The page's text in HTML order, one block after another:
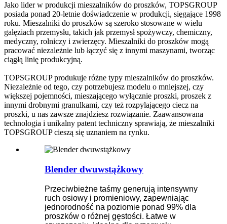
Jako lider w produkcji mieszalników do proszków, TOPSGROUP
posiada ponad 20-letnie doświadczenie w produkcji, sięgające 1998
roku. Mieszalniki do proszków są szeroko stosowane w wielu
gałęziach przemysłu, takich jak przemysł spożywczy, chemiczny,
medyczny, rolniczy i zwierzęcy. Mieszalniki do proszków mogą
pracować niezależnie lub łączyć się z innymi maszynami, tworząc
ciągłą linię produkcyjną.
TOPSGROUP produkuje różne typy mieszalników do proszków.
Niezależnie od tego, czy potrzebujesz modelu o mniejszej, czy
większej pojemności, mieszającego wyłącznie proszki, proszek z
innymi drobnymi granulkami, czy też rozpylającego ciecz na
proszki, u nas zawsze znajdziesz rozwiązanie. Zaawansowana
technologia i unikalny patent techniczny sprawiają, że mieszalniki
TOPSGROUP cieszą się uznaniem na rynku.
Blender dwuwstążkowy
Przeciwbieżne taśmy generują intensywny
ruch osiowy i promieniowy, zapewniając
jednorodność na poziomie ponad 99% dla
proszków o różnej gęstości. Łatwe w